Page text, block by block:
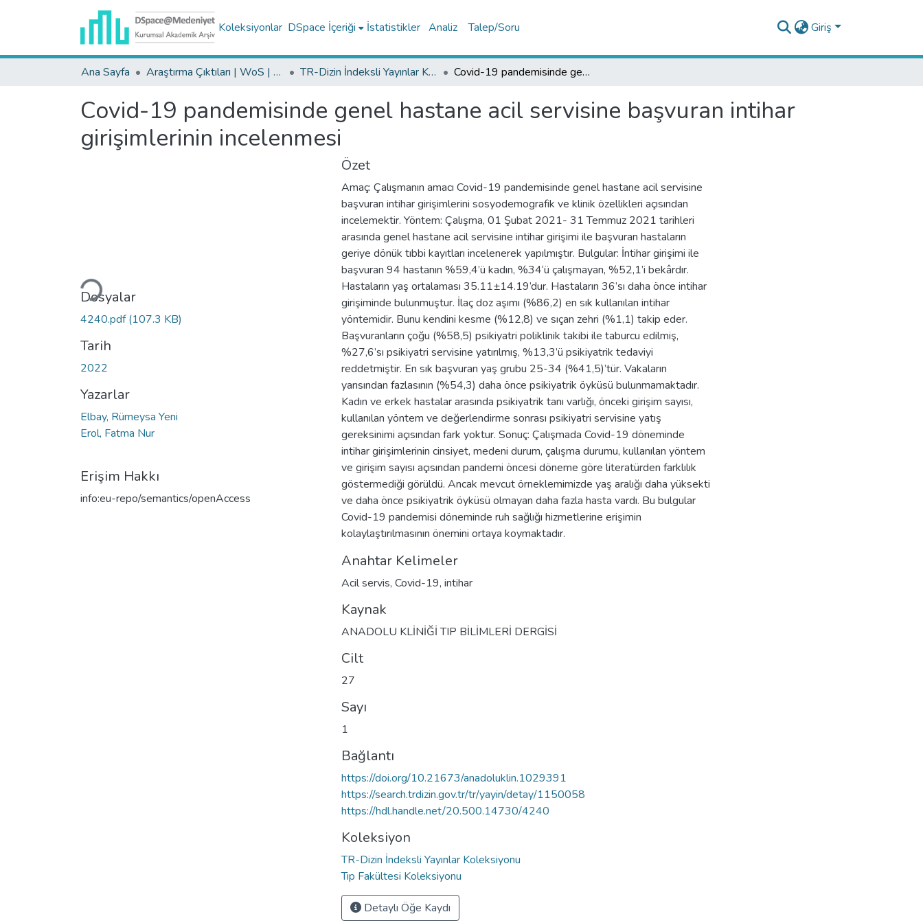
Koleksiyonlar DSpace İçeriği İstatistikler Analiz Talep/Soru Giriş
Ana Sayfa Araştırma Çıktıları | WoS | Scopus | TR-Dizin | PubMed TR-Dizin İndeksli Yayınlar Koleksiyonu Covid-19 pandemisinde genel hastane acil servisine başvuran intihar girişimlerinin incelenmesi
Covid-19 pandemisinde genel hastane acil servisine başvuran intihar
girişimlerinin incelenmesi
Yükleniyor...
Dosyalar
4240.pdf(107.3 KB)
Tarih
2022
Yazarlar
Elbay, Rümeysa Yeni
Erol, Fatma Nur
Erişim Hakkı
info:eu-repo/semantics/openAccess
Özet
Amaç: Çalışmanın amacı Covid-19 pandemisinde genel hastane acil servisine
başvuran intihar girişimlerini sosyodemografik ve klinik özellikleri açısından
incelemektir. Yöntem: Çalışma, 01 Şubat 2021- 31 Temmuz 2021 tarihleri
arasında genel hastane acil servisine intihar girişimi ile başvuran hastaların
geriye dönük tıbbi kayıtları incelenerek yapılmıştır. Bulgular: İntihar girişimi ile
başvuran 94 hastanın %59,4’ü kadın, %34‘ü çalışmayan, %52,1’i bekârdır.
Hastaların yaş ortalaması 35.11±14.19’dur. Hastaların 36’sı daha önce intihar
girişiminde bulunmuştur. İlaç doz aşımı (%86,2) en sık kullanılan intihar
yöntemidir. Bunu kendini kesme (%12,8) ve sıçan zehri (%1,1) takip eder.
Başvuranların çoğu (%58,5) psikiyatri poliklinik takibi ile taburcu edilmiş,
%27,6’sı psikiyatri servisine yatırılmış, %13,3’ü psikiyatrik tedaviyi
reddetmiştir. En sık başvuran yaş grubu 25-34 (%41,5)’tür. Vakaların
yarısından fazlasının (%54,3) daha önce psikiyatrik öyküsü bulunmamaktadır.
Kadın ve erkek hastalar arasında psikiyatrik tanı varlığı, önceki girişim sayısı,
kullanılan yöntem ve değerlendirme sonrası psikiyatri servisine yatış
gereksinimi açısından fark yoktur. Sonuç: Çalışmada Covid-19 döneminde
intihar girişimlerinin cinsiyet, medeni durum, çalışma durumu, kullanılan yöntem
ve girişim sayısı açısından pandemi öncesi döneme göre literatürden farklılık
göstermediği görüldü. Ancak mevcut örneklemimizde yaş aralığı daha yüksekti
ve daha önce psikiyatrik öyküsü olmayan daha fazla hasta vardı. Bu bulgular
Covid-19 pandemisi döneminde ruh sağlığı hizmetlerine erişimin
kolaylaştırılmasının önemini ortaya koymaktadır.
Anahtar Kelimeler
Acil servis, Covid-19, intihar
Kaynak
ANADOLU KLİNİĞİ TIP BİLİMLERİ DERGİSİ
Cilt
27
Sayı
1
Bağlantı
https://doi.org/10.21673/anadoluklin.1029391
https://search.trdizin.gov.tr/tr/yayin/detay/1150058
https://hdl.handle.net/20.500.14730/4240
Koleksiyon
TR-Dizin İndeksli Yayınlar Koleksiyonu
Tıp Fakültesi Koleksiyonu
Detaylı Öğe Kaydı